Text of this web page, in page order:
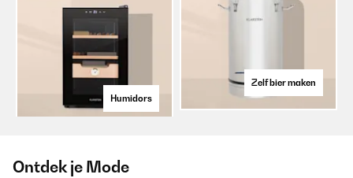
Humidors
Zelf bier maken
Ontdek je Mode